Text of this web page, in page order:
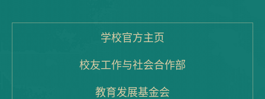
学校官方主页
校友工作与社会合作部
教育发展基金会